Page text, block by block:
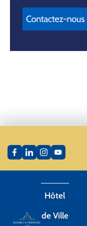
Hôtel
de Ville